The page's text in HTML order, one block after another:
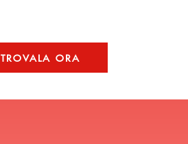
TROVALA ORA